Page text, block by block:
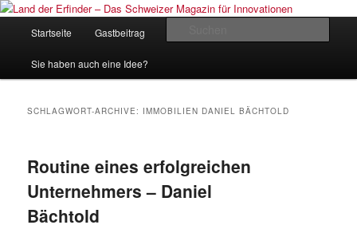
Zum
wechseln
Zum
wechselnLand der Erfinder – Das Schweizer
Startseite Gastbeitrag
Sie haben auch eine Idee?
SCHLAGWORT-ARCHIVE: IMMOBILIEN DANIEL BÄCHTOLD
Routine eines erfolgreichen
Unternehmers – Daniel
Bächtold